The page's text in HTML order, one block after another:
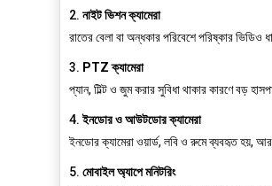
2.নাইট ভিশন ক্যামেরা
রাতের বেলা বা অন্ধকার পরিবেশে পরিষ্কার ভিডিও
3. PTZ ক্যামেরা
প্যান, টিল্ট ও জুম করার সুবিধা থাকার কারণে বড়
4.ইনডোর ও আউটডোর ক্যামেরা
ইনডোর ক্যামেরা ওয়ার্ড, লবি ও রুমে ব্যবহৃত হয়, আর
5.মোবাইল অ্যাপে মনিটরিং